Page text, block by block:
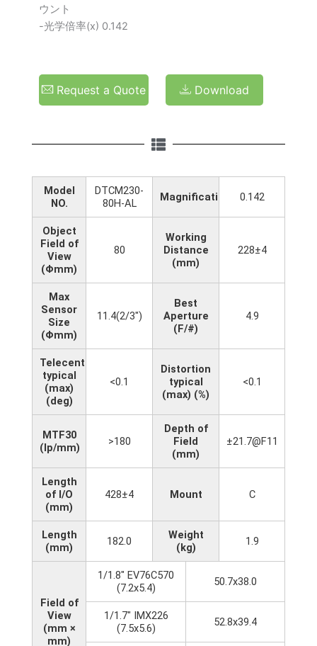
ウント
-光学倍率(x) 0.142
Request a Quote Download
Model
NO.
DTCM230-
80H-AL
Magnification(x)0.142
Object
Field of
View
(Φmm)
80
Working
Distance
(mm)
228±4
Max
Sensor
Size
(Φmm)
11.4(2/3")
Best
Aperture
(F/#)
4.9
Telecentricity
typical
(max)
(deg)
<0.1
Distortion
typical
(max) (%)
<0.1
MTF30
(lp/mm)
>180
Depth of
Field
(mm)
±21.7@F11
Length
of I/O
(mm)
428±4 Mount C
Length
(mm)
182.0
Weight
(kg)
1.9
Field of
View
(mm ×
mm)
1/1.8" EV76C570
(7.2x5.4)
50.7x38.0
1/1.7" IMX226
(7.5x5.6)
52.8x39.4